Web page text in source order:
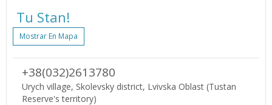
Tu Stan!
Mostrar En Mapa
+38(032)2613780
Urych village, Skolevsky district, Lvivska Oblast (Tustan
Reserve's territory)